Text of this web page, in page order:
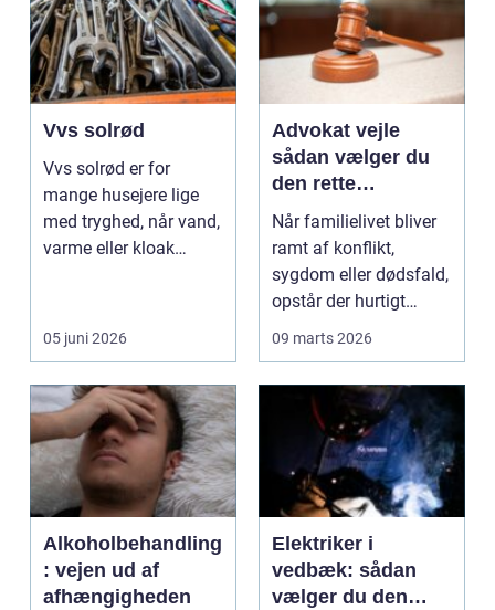
Vvs solrød
Vvs solrød er for
mange husejere lige
med tryghed, når vand,
varme eller kloak
05 juni 2026
Advokat vejle
sådan vælger du
den rette
familieretsadvokat
Når familielivet bliver
ramt af konflikt,
sygdom eller dødsfald,
opstår der hurtigt
09 marts 2026
Alkoholbehandling
: vejen ud af
afhængigheden
Elektriker i
vedbæk: sådan
vælger du den